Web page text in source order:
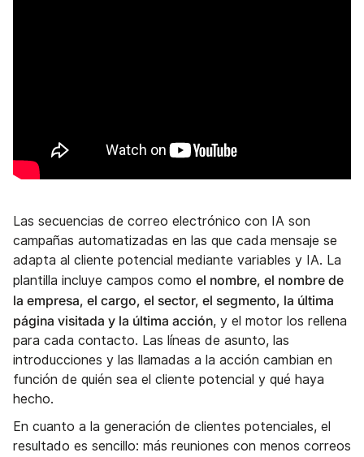
Las secuencias de correo electrónico con IA son
campañas automatizadas en las que cada mensaje se
adapta al cliente potencial mediante variables y IA. La
plantilla incluye campos como el nombre, el nombre de
la empresa, el cargo, el sector, el segmento, la última
página visitada y la última acción, y el motor los rellena
para cada contacto. Las líneas de asunto, las
introducciones y las llamadas a la acción cambian en
función de quién sea el cliente potencial y qué haya
hecho.
En cuanto a la generación de clientes potenciales, el
resultado es sencillo: más reuniones con menos correos